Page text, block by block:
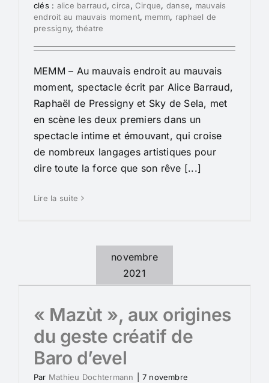
clés : alice barraud,circa, Cirque, danse, mauvais
endroit au mauvais moment, memm, raphael de
pressigny, théatre
MEMM – Au mauvais endroit au mauvais
moment, spectacle écrit par Alice Barraud,
Raphaël de Pressigny et Sky de Sela, met
en scène les deux premiers dans un
spectacle intime et émouvant, qui croise
de nombreux langages artistiques pour
dire toute la force que son rêve [...]
Lire la suite
novembre
2021
« Mazùt », aux origines
du geste créatif de
Baro d’evel
Par Mathieu Dochtermann
7 novembre